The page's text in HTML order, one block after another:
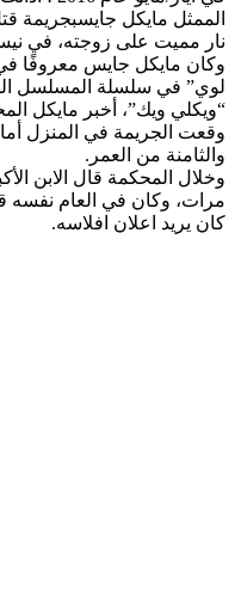
الممثل مايكل جايسبجريمة
نار مميت على زوجته، في نيسان/
وكان مايكل جايس معروفًا
“ويكلي ويك”، أخبر مايكل
وقعت الجريمة في المنزل
والثامنة من العمر.
وخلال المحكمة قال الابن
مرات، وكان في العام نفسه
كان يريد اعلان افلاسه.